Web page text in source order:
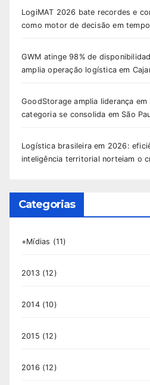
LogiMAT 2026 bate recordes e
como motor de decisão em
GWM atinge 98% de
amplia operação logística em
GoodStorage amplia liderança
categoria se consolida em São
Logística brasileira em 2026:
inteligência territorial norteiam o
Categorias
+Mídias (11)
2013(12)
2014(10)
2015 (12)
2016 (12)